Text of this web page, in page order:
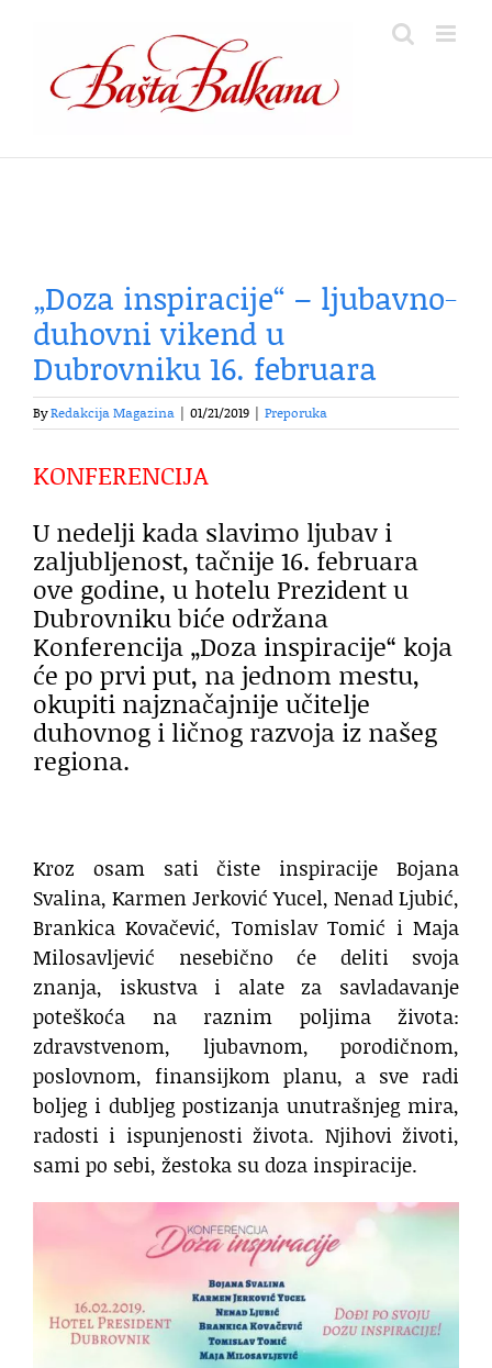
content
„Doza inspiracije“ – ljubavno-
duhovni vikend u
Dubrovniku 16. februara
ByRedakcija Magazina 01/21/2019 Preporuka
KONFERENCIJA
U nedelji kada slavimo ljubav i
zaljubljenost, tačnije 16. februara
ove godine, u hotelu Prezident u
Dubrovniku biće održana
Konferencija „Doza inspiracije“ koja
će po prvi put, na jednom mestu,
okupiti najznačajnije učitelje
duhovnog i ličnog razvoja iz našeg
regiona.
Kroz osam sati čiste inspiracije Bojana
Svalina, Karmen Jerković Yucel, Nenad Ljubić,
Brankica Kovačević, Tomislav Tomić i Maja
Milosavljević nesebično će deliti svoja
znanja, iskustva i alate za savladavanje
poteškoća na raznim poljima života:
zdravstvenom, ljubavnom, porodičnom,
poslovnom, finansijkom planu, a sve radi
boljeg i dubljeg postizanja unutrašnjeg mira,
radosti i ispunjenosti života. Njihovi životi,
sami po sebi, žestoka su doza inspiracije.